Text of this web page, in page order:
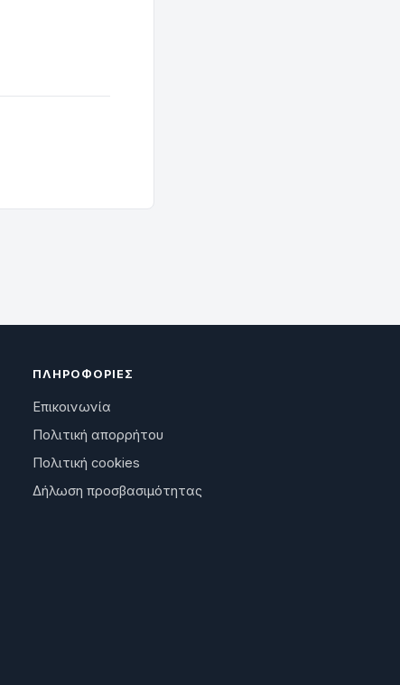
ΠΛΗΡΟΦΟΡΊΕΣ
Επικοινωνία
Πολιτική απορρήτου
Πολιτική cookies
Δήλωση προσβασιμότητας